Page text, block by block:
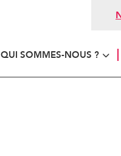
QUI SOMMES-NOUS ?